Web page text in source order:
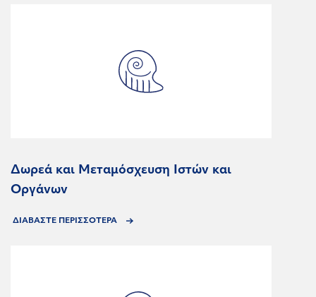
Δωρεά και Μεταμόσχευση Ιστών και
Οργάνων
ΔΙΑΒΑΣΤΕ ΠΕΡΙΣΣΟΤΕΡΑ